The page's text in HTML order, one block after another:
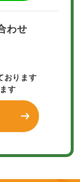
わせ
おります
す